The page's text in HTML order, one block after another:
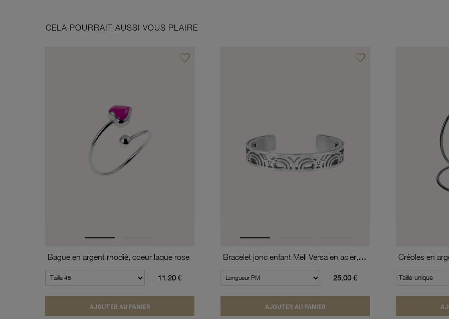
CELA POURRAIT AUSSI VOUS PLAIRE
favorite_borderAjouter à vos favoris
Bague en argent rhodié, coeur laque rose
11.20 €
AJOUTER AU PANIER
favorite_borderAjouter à vos favoris
Bracelet jonc enfant Méli Versa en acier, 10mm
25.00 €
AJOUTER AU PANIER
Taille unique